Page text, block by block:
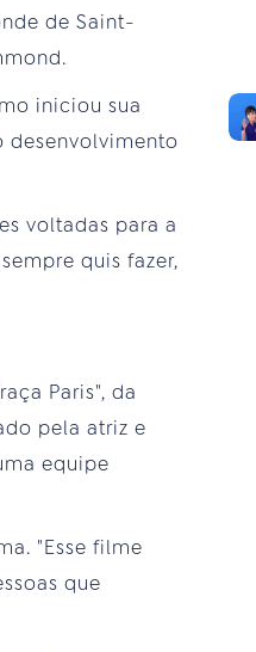
de Saint-
iniciou sua
desenvolvimento
voltadas para a
quis fazer,
Paris", da
pela atriz e
equipe
"Esse filme
que